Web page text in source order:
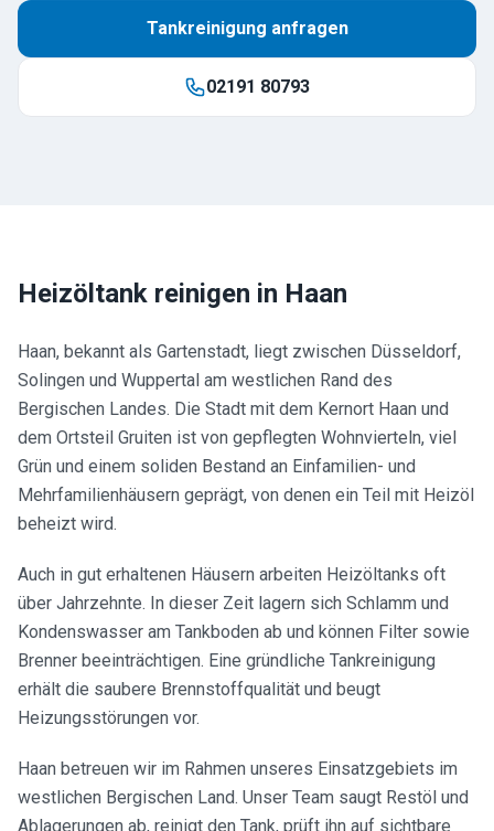
Tankreinigung anfragen
02191 80793
Heizöltank reinigen in Haan
Haan, bekannt als Gartenstadt, liegt zwischen Düsseldorf,
Solingen und Wuppertal am westlichen Rand des
Bergischen Landes. Die Stadt mit dem Kernort Haan und
dem Ortsteil Gruiten ist von gepflegten Wohnvierteln, viel
Grün und einem soliden Bestand an Einfamilien- und
Mehrfamilienhäusern geprägt, von denen ein Teil mit Heizöl
beheizt wird.
Auch in gut erhaltenen Häusern arbeiten Heizöltanks oft
über Jahrzehnte. In dieser Zeit lagern sich Schlamm und
Kondenswasser am Tankboden ab und können Filter sowie
Brenner beeinträchtigen. Eine gründliche Tankreinigung
erhält die saubere Brennstoffqualität und beugt
Heizungsstörungen vor.
Haan betreuen wir im Rahmen unseres Einsatzgebiets im
westlichen Bergischen Land. Unser Team saugt Restöl und
Ablagerungen ab, reinigt den Tank, prüft ihn auf sichtbare